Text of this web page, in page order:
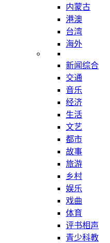
内蒙古
港澳
台湾
海外
新闻综合
交通
音乐
经济
生活
文艺
都市
故事
旅游
乡村
娱乐
戏曲
体育
评书相声
青少科教